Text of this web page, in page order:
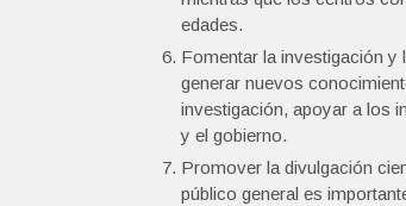
edades.
Fomentar la investigación
generar nuevos
investigación, apoyar a los
y el gobierno.
Promover la divulgación
público general es